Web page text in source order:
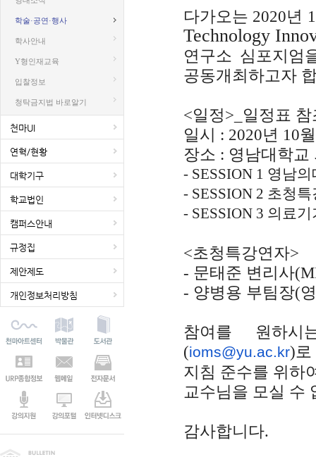
학술·공연·행사
학사안내
Y형인재교육
입찰정보
청탁금지법 바로알기
천마UI
연혁/현황
대학기구
학교법인
캠퍼스안내
규정집
제안제도
개인정보처리방침
다가오는 2020년
Technology
연구소 심포지엄
공동개최하고자
<일정>_ 일정표 참
일시 : 2020년 10
장소 : 영남대학
- SESSION 1 영남의
- SESSION 2 초청특
- SESSION 3 의료기
<초청특강연자>
- 문태준 변리사
- 양병용 부팀장(
참여를 원하시
(ioms@yu.ac.kr)
지침 준수를 위하
교수님을 모실 수
감사합니다.